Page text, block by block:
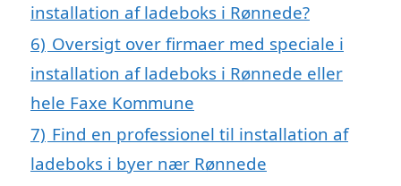
installation af ladeboks i Rønnede?
6) Oversigt over firmaer med speciale i
installation af ladeboks i Rønnede eller
hele Faxe Kommune
7) Find en professionel til installation af
ladeboks i byer nær Rønnede